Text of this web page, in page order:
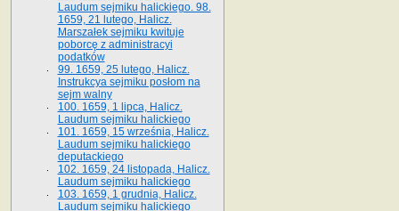
Laudum sejmiku halickiego. 98.
1659, 21 lutego, Halicz.
Marszałek sejmiku kwituje
poborcę z administracyi
podatków
99. 1659, 25 lutego, Halicz.
Instrukcya sejmiku posłom na
sejm walny
100. 1659, 1 lipca, Halicz.
Laudum sejmiku halickiego
101. 1659, 15 września, Halicz.
Laudum sejmiku halickiego
deputackiego
102. 1659, 24 listopada, Halicz.
Laudum sejmiku halickiego
103. 1659, 1 grudnia, Halicz.
Laudum sejmiku halickiego